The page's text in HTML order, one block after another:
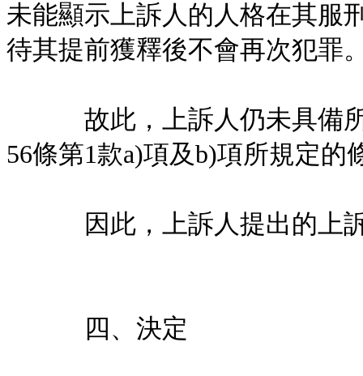
未能顯示上訴人的人格在其服
待其提前獲釋後不會再次犯罪
故此，上訴人仍未具備所
56條第1款a)項及b)項所規定的
因此，上訴人提出的上訴
四、決定